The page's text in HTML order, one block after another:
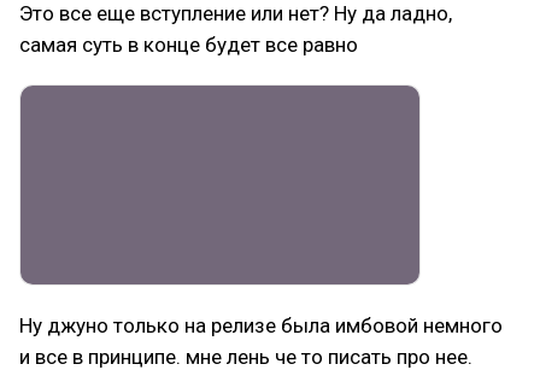
Это все еще вступление или нет? Ну да ладно,
самая суть в конце будет все равно
Ну джуно только на релизе была имбовой немного
и все в принципе. мне лень че то писать про нее.